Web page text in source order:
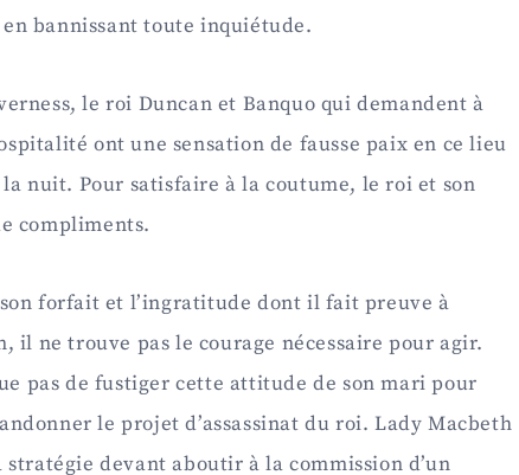
bannissant toute inquiétude.
le roi Duncan et Banquo qui demandent à
ont une sensation de fausse paix en ce lieu
nuit. Pour satisfaire à la coutume, le roi et son
compliments.
son forfait et l’ingratitude dont il fait preuve à
il ne trouve pas le courage nécessaire pour agir.
pas de fustiger cette attitude de son mari pour
le projet d’assassinat du roi. Lady Macbeth
stratégie devant aboutir à la commission d’un